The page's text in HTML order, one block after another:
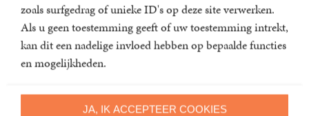
zoals surfgedrag of unieke ID's op deze site verwerken.
Als u geen toestemming geeft of uw toestemming intrekt,
kan dit een nadelige invloed hebben op bepaalde functies
en mogelijkheden.
JA, IK ACCEPTEER COOKIES
een moment van (ont)spanning